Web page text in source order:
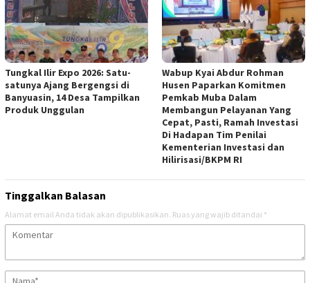
Tungkal Ilir Expo 2026: Satu-
satunya Ajang Bergengsi di
Banyuasin, 14 Desa Tampilkan
Produk Unggulan
Wabup Kyai Abdur Rohman
Husen Paparkan Komitmen
Pemkab Muba Dalam
Membangun Pelayanan Yang
Cepat, Pasti, Ramah Investasi
Di Hadapan Tim Penilai
Kementerian Investasi dan
Hilirisasi/BKPM RI
Tinggalkan Balasan
Alamat email Anda tidak akan dipublikasikan. Ruas yang wajib ditandai *